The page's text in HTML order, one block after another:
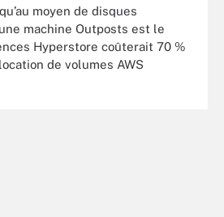
moyen de disques
machine Outposts est le
Hyperstore coûterait 70 %
de volumes AWS